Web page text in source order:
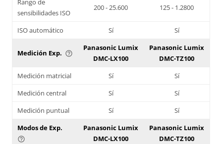
Rango de
sensibilidades ISO
200 - 25.600 125 - 1.2800
ISO automático Sí Sí
Medición Exp. help_outline
Panasonic Lumix
DMC-LX100
Panasonic Lumix
DMC-TZ100
Medición matricial
Sí
Sí
Medición central
Sí
Sí
Medición puntual
Sí
Sí
Modos de Exp.
help_outline
Panasonic Lumix
DMC-LX100
Panasonic Lumix
DMC-TZ100